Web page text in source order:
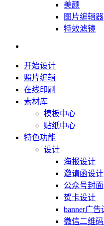
美颜
图片编辑器
特效滤镜
开始设计
照片编辑
在线印刷
素材库
模板中心
贴纸中心
特色功能
设计
海报设计
邀请函设计
公众号封
贺卡设计
banner广告
微信二维